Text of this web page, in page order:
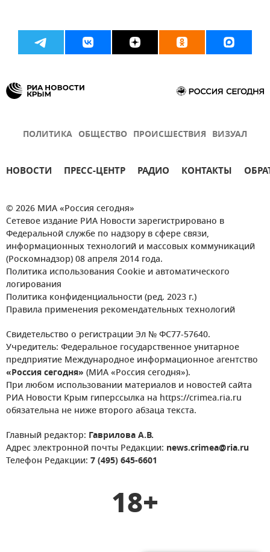
ПОЛИТИКА ОБЩЕСТВО ПРОИСШЕСТВИЯ ВИЗУАЛ
НОВОСТИ ПРЕСС-ЦЕНТР РАДИО КОНТАКТЫ
© 2026 МИА «Россия сегодня»
Сетевое издание РИА Новости зарегистрировано в
Федеральной службе по надзору в сфере связи,
информационных технологий и массовых коммуникаций
(Роскомнадзор) 08 апреля 2014 года.
Политика использования Cookie и автоматического
логирования
Политика конфиденциальности (ред. 2023 г.)
Правила применения рекомендательных технологий
Свидетельство о регистрации Эл № ФС77-57640.
Учредитель: Федеральное государственное унитарное
предприятие Международное информационное агентство
«Россия сегодня» (МИА «Россия сегодня»).
При любом использовании материалов и новостей сайта
РИА Новости Крым гиперссылка на https://crimea.ria.ru
обязательна не ниже второго абзаца текста.
Главный редактор: Гаврилова А.В.
Адрес электронной почты Редакции: news.crimea@ria.ru
Телефон Редакции: 7 (495) 645-6601
18+